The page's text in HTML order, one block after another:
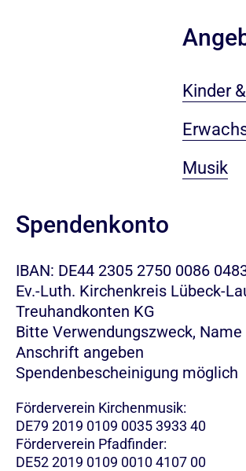
Kinder
Musik
Spendenkonto
IBAN: DE44 2305 2750 0086
Ev.-Luth. Kirchenkreis Lübeck-
Treuhandkonten KG
Bitte Verwendungszweck, Name
Anschrift angeben
Spendenbescheinigung möglich
Förderverein Kirchenmusik:
DE79 2019 0109 0035 3933 40
Förderverein Pfadfinder:
DE52 2019 0109 0010 4107 00